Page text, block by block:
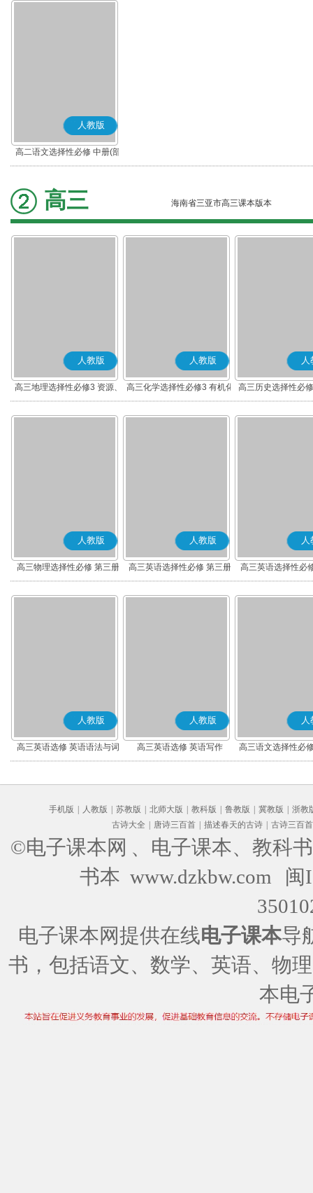
人教版
高二语文选择性必修 中册(部
编版)
高三 海南省三亚市高三课本版本
人教版
高三地理选择性必修3 资源、
环境与国家安全
人教版
高三化学选择性必修3 有机化
学基础
人
高三历史选择性必
流与传播(部
人教版
高三物理选择性必修 第三册
人教版
高三英语选择性必修 第三册
人
高三英语选择性必
人教版
高三英语选修 英语语法与词
汇
人教版
高三英语选修 英语写作
人
高三语文选择性必
编版)
手机版 人教版 苏教版 北师大版 教科版 鲁教版 冀教版
浙教
古诗大全
唐诗三百首 描述春天的古诗 古诗三百首
©电子课本网 、电子课本、教科
书本 www.dzkbw.com
闽
电子课本网提供在线电子课本导
书，包括语文、数学、英语、物
本电